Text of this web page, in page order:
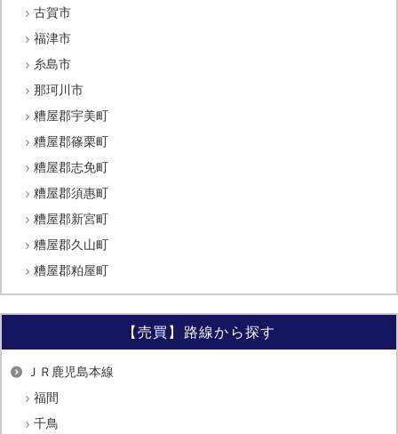
古賀市
福津市
糸島市
那珂川市
糟屋郡宇美町
糟屋郡篠栗町
糟屋郡志免町
糟屋郡須惠町
糟屋郡新宮町
糟屋郡久山町
糟屋郡粕屋町
【売買】路線から探す
ＪＲ鹿児島本線
福間
千鳥